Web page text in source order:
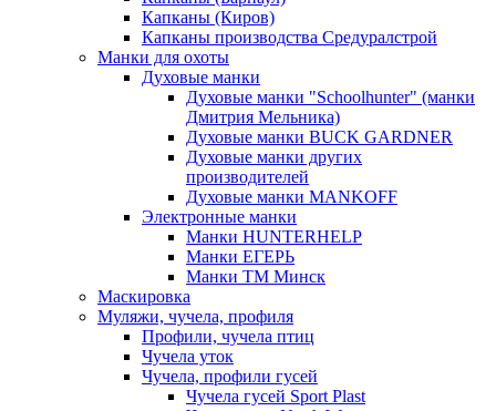
Капканы (Киров)
Капканы производства Средуралстрой
Манки для охоты
Духовые манки
Духовые манки "Schoolhunter" (манки
Дмитрия Мельника)
Духовые манки BUCK GARDNER
Духовые манки других
производителей
Духовые манки MANKOFF
Электронные манки
Манки HUNTERHELP
Манки ЕГЕРЬ
Манки ТМ Минск
Маскировка
Муляжи, чучела, профиля
Профили, чучела птиц
Чучела уток
Чучела, профили гусей
Чучела гусей Sport Plast